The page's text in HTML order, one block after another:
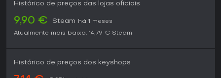
Histórico de preços das lojas oficiais
9,90 € Steam
há 1 meses
Atualmente mais baixo: 14,79 € Steam
Histórico de preços dos keyshops